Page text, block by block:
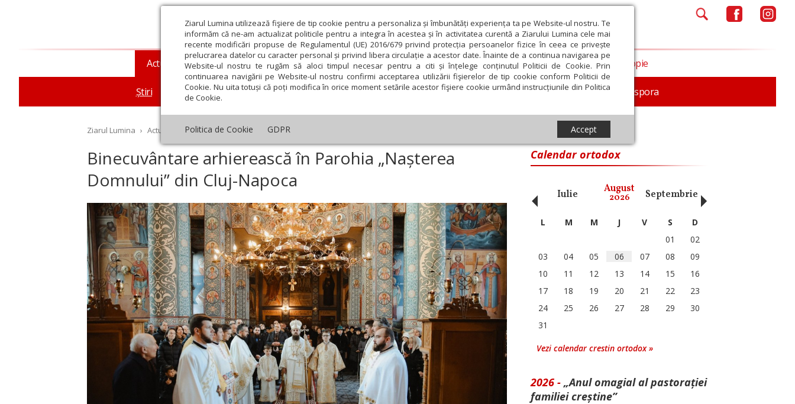
Ziarul Lumina utilizează fişiere de tip cookie pentru a personaliza și îmbunătăți experiența ta pe Website-ul nostru. Te
informăm că ne-am actualizat politicile pentru a integra în acestea și în activitatea curentă a Ziarului Lumina cele mai
recente modificări propuse de Regulamentul (UE) 2016/679 privind protecția persoanelor fizice în ceea ce privește
prelucrarea datelor cu caracter personal și privind libera circulație a acestor date. Înainte de a continua navigarea pe
Website-ul nostru te rugăm să aloci timpul necesar pentru a citi și înțelege conținutul Politicii de Cookie. Prin
continuarea navigării pe Website-ul nostru confirmi acceptarea utilizării fişierelor de tip cookie conform Politicii de
Cookie. Nu uita totuși că poți modifica în orice moment setările acestor fişiere cookie urmând instrucțiunile din Politica
de Cookie.
Politica de Cookie GDPR Accept
Actualitate religioasă
Știri Mesaje și cuvântări An omagial Comunicate de presă Documentar In memoriam Diaspora
Teologie și spiritualitate Educaţie și Cultură Societate Opinii Filantropie
Ziarul Lumina › Actualitate religioasă › Știri › Binecuvântare arhierească în Parohia „Nașterea Domnului” din Cluj-Napoca
Binecuvântare arhierească în Parohia „Nașterea
Domnului” din Cluj-Napoca
Calendar ortodox
Decembrie Ianuarie Iulie August
2026 Septembrie Octombrie
‹ L M M J V S
D
01
02
03
04 05 06 07 08
09
10
11 12 13 14 15
16
17
18 19 20 21 22
23
24
25 26 27 28 29
30
31
Vezi calendar crestin ortodox »
2026 - „Anul omagial al pastorației
familiei creștine”